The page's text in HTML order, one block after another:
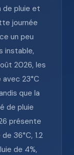
de pluie et
journée
un peu
instable,
2026, les
23°C
que la
de pluie
présente
36°C, 1.2
de 4%,